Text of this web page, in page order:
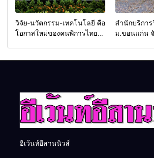
วิจัย-นวัตกรรม-เทคโนโลยี คือ
โอกาสใหม่ของคนพิการไทย
สำนักบริกา
ม.ขอนแก่น
อีเว้นท์อีสานนิวส์